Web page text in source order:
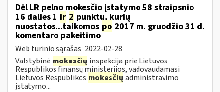
Dėl LR pelno mokesčio įstatymo 58 straipsnio
16 dalies 1 ir 2 punktų, kurių
nuostatos...taikomos po 2017 m. gruodžio 31 d.
komentaro pakeitimo
Web turinio sąrašas 2022-02-28
Valstybinė mokesčių inspekcija prie Lietuvos
Respublikos finansų ministerijos, vadovaudamasi
Lietuvos Respublikos mokesčių administravimo
įstatymo...